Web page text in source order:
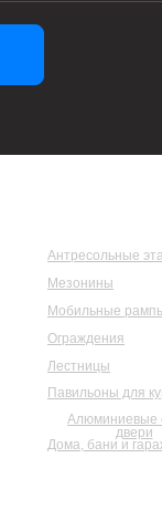
Лестницы
Павильоны для
Алюминиевые
двери
Дома, бани и
Ограждения
Мобильные
Мезонины
Антресольные